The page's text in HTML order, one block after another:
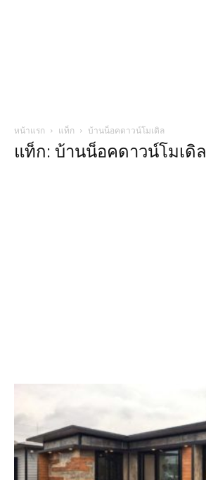
หน้าแรก แท็ก บ้านน็อคดาวน์โมเดิล
แท็ก: บ้านน็อคดาวน์โมเดิล